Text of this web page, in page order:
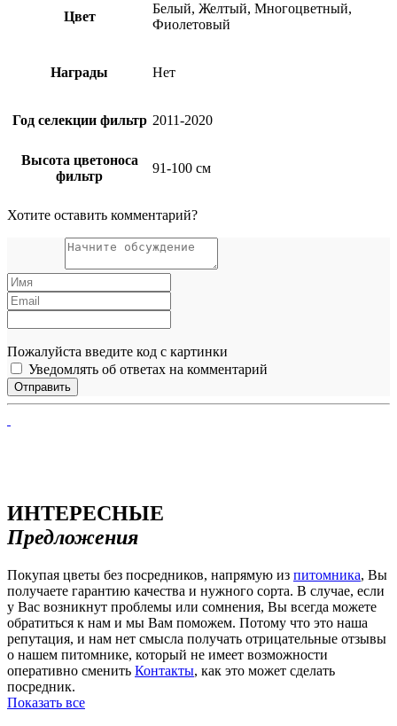
Цвет
Белый, Желтый, Многоцветный,
Фиолетовый
Награды Нет
Год селекции фильтр 2011-2020
Высота цветоноса
фильтр
91-100 см
Хотите оставить комментарий?
Пожалуйста введите код с картинки
Уведомлять об ответах на комментарий
ИНТЕРЕСНЫЕ
Предложения
Покупая цветы без посредников, напрямую из питомника, Вы
получаете гарантию качества и нужного сорта. В случае, если
у Вас возникнут проблемы или сомнения, Вы всегда можете
обратиться к нам и мы Вам поможем. Потому что это наша
репутация, и нам нет смысла получать отрицательные отзывы
о нашем питомнике, который не имеет возможности
оперативно сменить Контакты, как это может сделать
посредник.
Показать все